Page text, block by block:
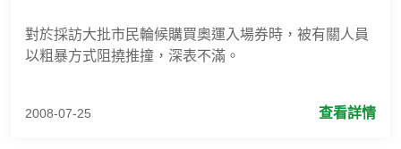
對於採訪大批市民輪候購買奧運入場券時，被有關人員
以粗暴方式阻撓推撞，深表不滿。
2008-07-25 查看詳情